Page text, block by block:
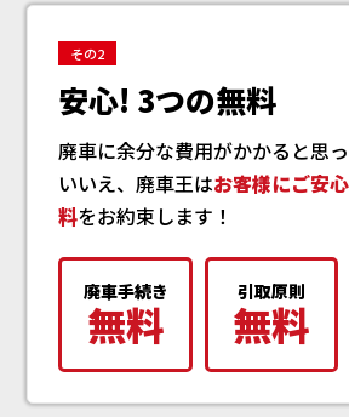
その2
安心! 3つの無料
廃車に余分な費用がかかると思
いいえ、廃車王はお客様にご安
料をお約束します！
廃車手続き
無料
引取原則
無料